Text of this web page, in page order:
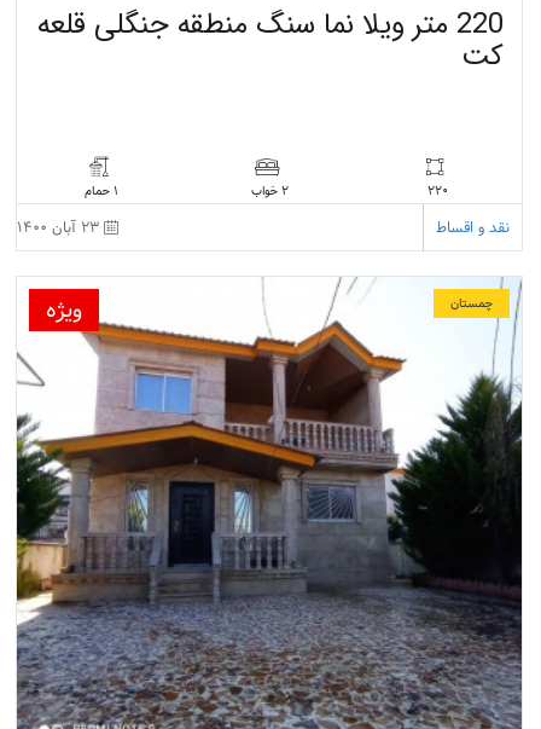
220 متر ویلا نما سنگ منطقه جنگلی قلعه
کت
220 2 خواب 1 حمام
23 آبان 1400 نقد و اقساط
چمستان ویژه